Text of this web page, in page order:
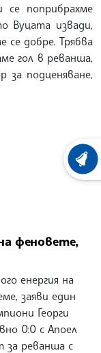
се поприбрахме
Вуцата извади,
се добре. Трябва
гол в реванша,
за подценяване,
феновете,
енергия на
заяви един
Георги
0:0 с Апоел
за реванша с